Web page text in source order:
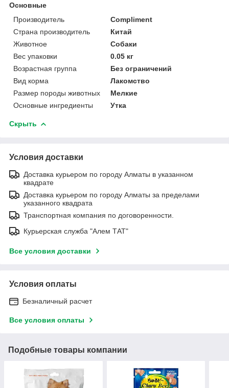
Основные
Производитель
Compliment
Страна производитель
Китай
Животное
Собаки
Вес упаковки
0.05 кг
Возрастная группа
Без ограничений
Вид корма
Лакомство
Размер породы животных
Мелкие
Основные ингредиенты
Утка
Скрыть
Условия доставки
Доставка курьером по городу Алматы в указанном
квадрате
Доставка курьером по городу Алматы за пределами
указанного квадрата
Транспортная компания по договоренности.
Курьерская служба "Алем ТАТ"
Все условия доставки
Условия оплаты
Безналичный расчет
Все условия оплаты
Подобные товары компании